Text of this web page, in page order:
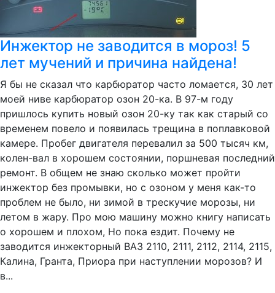
Инжектор не заводится в мороз! 5
лет мучений и причина найдена!
Я бы не сказал что карбюратор часто ломается, 30 лет
моей ниве карбюратор озон 20-ка. В 97-м году
пришлось купить новый озон 20-ку так как старый со
временем повело и появилась трещина в поплавковой
камере. Пробег двигателя перевалил за 500 тысяч км,
колен-вал в хорошем состоянии, поршневая последний
ремонт. В общем не знаю сколько может пройти
инжектор без промывки, но с озоном у меня как-то
проблем не было, ни зимой в трескучие морозы, ни
летом в жару. Про мою машину можно книгу написать
о хорошем и плохом, Но пока ездит. Почему не
заводится инжекторный ВАЗ 2110, 2111, 2112, 2114, 2115,
Калина, Гранта, Приора при наступлении морозов? И
в...